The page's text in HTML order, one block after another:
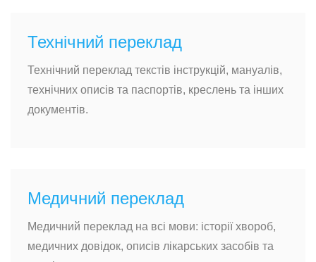
Технічний переклад
Технічний переклад текстів інструкцій, мануалів,
технічних описів та паспортів, креслень та інших
документів.
Медичний переклад
Медичний переклад на всі мови: історії хвороб,
медичних довідок, описів лікарських засобів та